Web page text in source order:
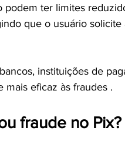
ter limites
que o usuário solicite
instituições de
mais eficaz às fraudes .
fraude no Pix?